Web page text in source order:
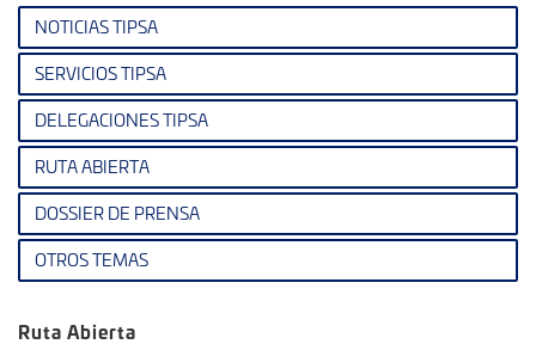
NOTICIAS TIPSA
SERVICIOS TIPSA
DELEGACIONES TIPSA
RUTA ABIERTA
DOSSIER DE PRENSA
OTROS TEMAS
Ruta Abierta